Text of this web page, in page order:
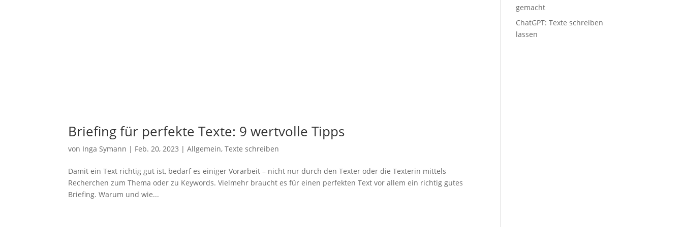
Brie­fing für per­fek­te Tex­te: 9 wert­vol­le Tipps
von Inga Symann | Feb. 20, 2023 |Allgemein,Texte schreiben
Damit ein Text rich­tig gut ist, bedarf es eini­ger Vor­ar­beit – nicht nur durch den Tex­ter oder die Tex­te­rin mit­tels
Recher­chen zum The­ma oder zu Key­words. Viel­mehr braucht es für einen per­fek­ten Text vor allem ein rich­tig gutes
Brie­fing. War­um und wie...
gemacht
ChatGPT: Tex­te schrei­ben
lassen